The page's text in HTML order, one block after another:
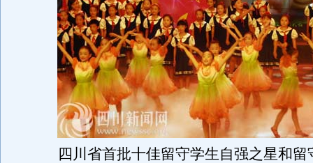
四川省首批十佳留守学生自强之星和留